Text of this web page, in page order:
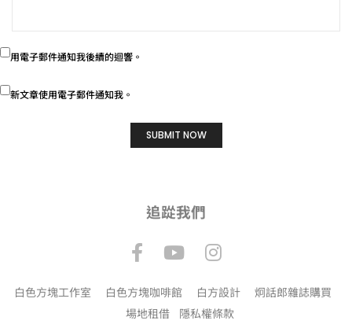
用電子郵件通知我後續的迴響。
新文章使用電子郵件通知我。
追踨我們
白色方塊工作室 白色方塊咖啡館白方設計 炯話郎雜誌購買
場地租借隱私權條款